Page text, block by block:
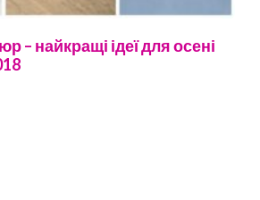
– найкращі ідеї для осені